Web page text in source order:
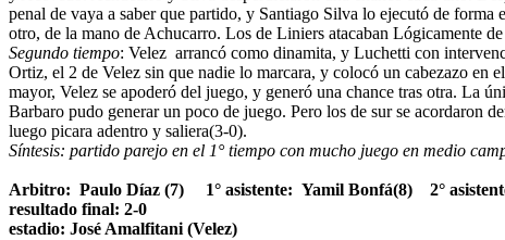
penal de vaya a saber que partido, y Santiago Silva lo ejecutó de
otro, de la mano de Achucarro. Los de Liniers atacaban Lógicamente
Segundo tiempo: Velez arrancó como dinamita, y Luchetti con
Ortiz, el 2 de Velez sin que nadie lo marcara, y colocó un cabezazo en
mayor, Velez se apoderó del juego, y generó una chance tras otra. La
Barbaro pudo generar un poco de juego. Pero los de sur se acordaron
luego picara adentro y saliera(3-0).
Síntesis: partido parejo en el 1° tiempo con mucho juego en medio
Arbitro: Paulo Díaz (7) 1° asistente: Yamil Bonfá(8) 2°
resultado final: 2-0
estadio: José Amalfitani (Velez)